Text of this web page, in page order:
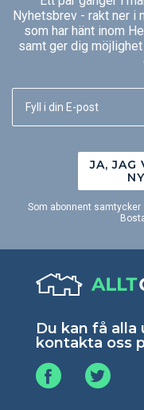
Nyhetsbrev - rakt ner i
som har hänt inom
samt ger dig
JA, JAG
Som abonnent
Du kan få
kontakta oss